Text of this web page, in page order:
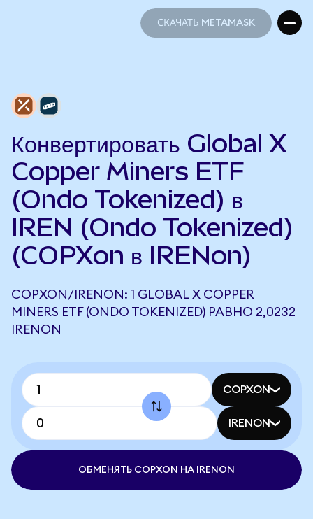
СКАЧАТЬ METAMASK
Конвертировать Global X
Copper Miners ETF
(Ondo Tokenized) в
IREN (Ondo Tokenized)
(COPXon в IRENon)
COPXON/IRENON: 1 GLOBAL X COPPER
MINERS ETF (ONDO TOKENIZED) РАВНО 2,0232
IRENON
COPXON
IRENON
ОБМЕНЯТЬ COPXON НА IRENON